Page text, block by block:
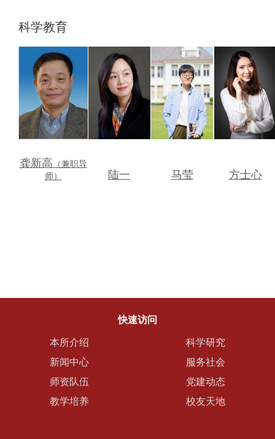
科学教育
龚新高 （兼职导
师）
陆一 马莹 方士心
快速访问
本所介绍
新闻中心
师资队伍
教学培养
科学研究
服务社会
党建动态
校友天地